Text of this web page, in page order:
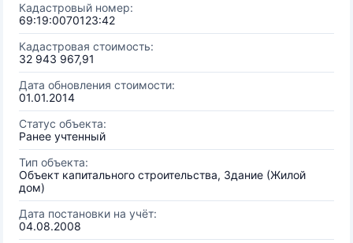
Кадастровый номер:
69:19:0070123:42
Кадастровая стоимость:
32 943 967,91
Дата обновления стоимости:
01.01.2014
Статус объекта:
Ранее учтенный
Тип объекта:
Объект капитального строительства, Здание (Жилой
дом)
Дата постановки на учёт:
04.08.2008